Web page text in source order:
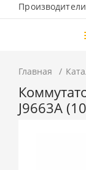
Производители
Главная
J9663A